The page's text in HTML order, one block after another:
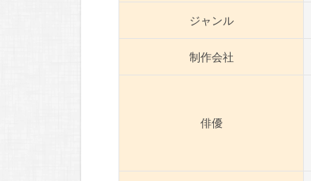
ジャンル
制作会社
俳優